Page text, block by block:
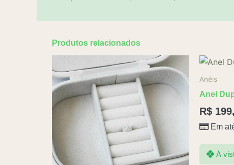
Produtos relacionados
Anéis
Anel
R$
Em
À